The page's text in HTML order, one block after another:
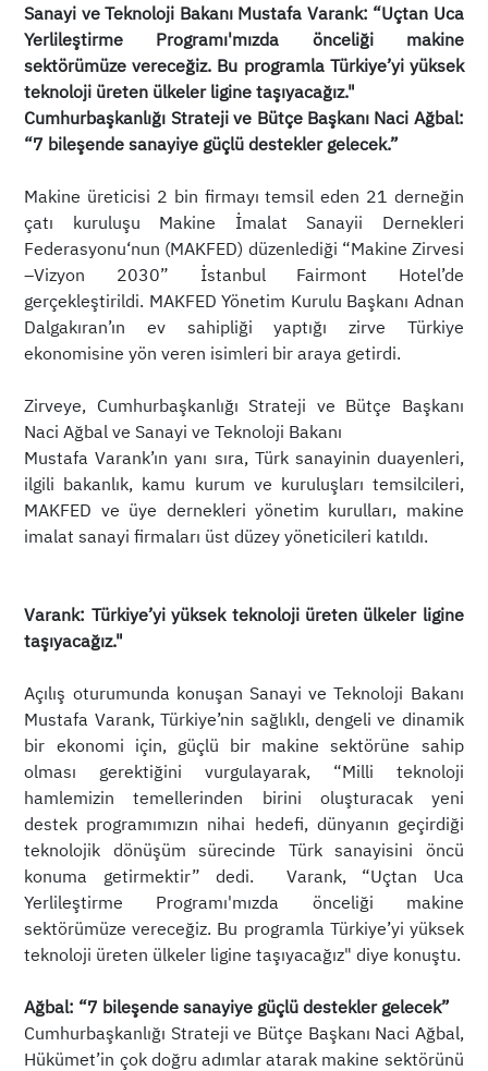
Sanayi ve Teknoloji Bakanı Mustafa Varank: “Uçtan Uca
Yerlileştirme Programı'mızda önceliği makine
sektörümüze vereceğiz. Bu programla Türkiye’yi yüksek
teknoloji üreten ülkeler ligine taşıyacağız."
Cumhurbaşkanlığı Strateji ve Bütçe Başkanı Naci Ağbal:
“7 bileşende sanayiye güçlü destekler gelecek.”
Makine üreticisi 2 bin firmayı temsil eden 21 derneğin
çatı kuruluşu Makine İmalat Sanayii Dernekleri
Federasyonu‘nun (MAKFED) düzenlediği “Makine Zirvesi
–Vizyon 2030” İstanbul Fairmont Hotel’de
gerçekleştirildi. MAKFED Yönetim Kurulu Başkanı Adnan
Dalgakıran’ın ev sahipliği yaptığı zirve Türkiye
ekonomisine yön veren isimleri bir araya getirdi.
Zirveye, Cumhurbaşkanlığı Strateji ve Bütçe Başkanı
Naci Ağbal ve Sanayi ve Teknoloji Bakanı
Mustafa Varank’ın yanı sıra, Türk sanayinin duayenleri,
ilgili bakanlık, kamu kurum ve kuruluşları temsilcileri,
MAKFED ve üye dernekleri yönetim kurulları, makine
imalat sanayi firmaları üst düzey yöneticileri katıldı.
Varank: Türkiye’yi yüksek teknoloji üreten ülkeler ligine
taşıyacağız."
Açılış oturumunda konuşan Sanayi ve Teknoloji Bakanı
Mustafa Varank, Türkiye’nin sağlıklı, dengeli ve dinamik
bir ekonomi için, güçlü bir makine sektörüne sahip
olması gerektiğini vurgulayarak, “Milli teknoloji
hamlemizin temellerinden birini oluşturacak yeni
destek programımızın nihai hedefi, dünyanın geçirdiği
teknolojik dönüşüm sürecinde Türk sanayisini öncü
konuma getirmektir” dedi. Varank, “Uçtan Uca
Yerlileştirme Programı'mızda önceliği makine
sektörümüze vereceğiz. Bu programla Türkiye’yi yüksek
teknoloji üreten ülkeler ligine taşıyacağız" diye konuştu.
Ağbal: “7 bileşende sanayiye güçlü destekler gelecek”
Cumhurbaşkanlığı Strateji ve Bütçe Başkanı Naci Ağbal,
Hükümet’in çok doğru adımlar atarak makine sektörünü